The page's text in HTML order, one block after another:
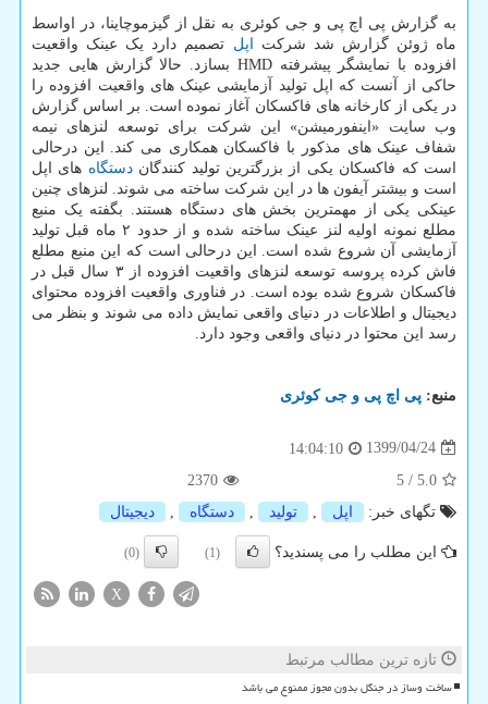
به گزارش پی اچ پی و جی کوئری به نقل از گیزموچاینا، در اواسط
ماه ژوئن گزارش شد شرکت
اپل تصمیم دارد یک عینک واقعیت
افزوده با نمایشگر پیشرفته HMD بسازد. حالا گزارش هایی جدید
حاکی از آنست که اپل تولید آزمایشی عینک های واقعیت افزوده را
در یکی از کارخانه های فاکسکان آغاز نموده است. بر اساس گزارش
وب سایت «اینفورمیشن» این شرکت برای توسعه لنزهای نیمه
شفاف عینک های مذکور با فاکسکان همکاری می کند. این درحالی
است که فاکسکان یکی از بزرگترین تولید کنندگاندستگاه های اپل
است و بیشتر آیفون ها در این شرکت ساخته می شوند. لنزهای چنین
عینکی یکی از مهمترین بخش های دستگاه هستند. بگفته یک منبع
مطلع نمونه اولیه لنز عینک ساخته شده و از حدود ۲ ماه قبل تولید
آزمایشی آن شروع شده است. این درحالی است که این منبع مطلع
فاش کرده پروسه توسعه لنزهای واقعیت افزوده از ۳ سال قبل در
فاکسکان شروع شده بوده است. در فناوری واقعیت افزوده محتوای
دیجیتال و اطلاعات در دنیای واقعی نمایش داده می شوند و بنظر می
رسد این محتوا در دنیای واقعی وجود دارد.
منبع: پی اچ پی و جی كوئری
1399/04/24
14:04:10
5.0
/
5
2370
تگهای خبر:
اپل , تولید , دستگاه , دیجیتال
این مطلب را می پسندید؟ (1)
(0)
X
تازه ترین مطالب مرتبط
ساخت وساز در جنگل بدون مجوز ممنوع می باشد